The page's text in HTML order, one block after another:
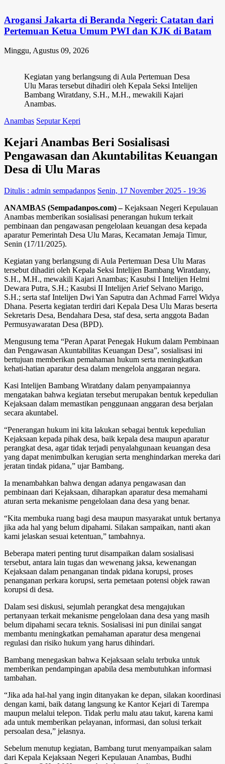
Arogansi Jakarta di Beranda Negeri: Catatan dari
Pertemuan Ketua Umum PWI dan KJK di Batam
Minggu, Agustus 09, 2026
Kegiatan yang berlangsung di Aula Pertemuan Desa
Ulu Maras tersebut dihadiri oleh Kepala Seksi Intelijen
Bambang Wiratdany, S.H., M.H., mewakili Kajari
Anambas.
Anambas Seputar Kepri
Kejari Anambas Beri Sosialisasi
Pengawasan dan Akuntabilitas Keuangan
Desa di Ulu Maras
Ditulis : admin sempadanpos Senin, 17 November 2025 - 19:36
ANAMBAS (Sempadanpos.com) –Kejaksaan Negeri Kepulauan
Anambas memberikan sosialisasi penerangan hukum terkait
pembinaan dan pengawasan pengelolaan keuangan desa kepada
aparatur Pemerintah Desa Ulu Maras, Kecamatan Jemaja Timur,
Senin (17/11/2025).
Kegiatan yang berlangsung di Aula Pertemuan Desa Ulu Maras
tersebut dihadiri oleh Kepala Seksi Intelijen Bambang Wiratdany,
S.H., M.H., mewakili Kajari Anambas; Kasubsi I Intelijen Helmi
Dewara Putra, S.H.; Kasubsi II Intelijen Arief Selvano Marigo,
S.H.; serta staf Intelijen Dwi Yan Saputra dan Achmad Farrel Widya
Dhana. Peserta kegiatan terdiri dari Kepala Desa Ulu Maras beserta
Sekretaris Desa, Bendahara Desa, staf desa, serta anggota Badan
Permusyawaratan Desa (BPD).
Mengusung tema “Peran Aparat Penegak Hukum dalam Pembinaan
dan Pengawasan Akuntabilitas Keuangan Desa”, sosialisasi ini
bertujuan memberikan pemahaman hukum serta meningkatkan
kehati-hatian aparatur desa dalam mengelola anggaran negara.
Kasi Intelijen Bambang Wiratdany dalam penyampaiannya
mengatakan bahwa kegiatan tersebut merupakan bentuk kepedulian
Kejaksaan dalam memastikan penggunaan anggaran desa berjalan
secara akuntabel.
“Penerangan hukum ini kita lakukan sebagai bentuk kepedulian
Kejaksaan kepada pihak desa, baik kepala desa maupun aparatur
perangkat desa, agar tidak terjadi penyalahgunaan keuangan desa
yang dapat menimbulkan kerugian serta menghindarkan mereka dari
jeratan tindak pidana,” ujar Bambang.
Ia menambahkan bahwa dengan adanya pengawasan dan
pembinaan dari Kejaksaan, diharapkan aparatur desa memahami
aturan serta mekanisme pengelolaan dana desa yang benar.
“Kita membuka ruang bagi desa maupun masyarakat untuk bertanya
jika ada hal yang belum dipahami. Silakan sampaikan, nanti akan
kami jelaskan sesuai ketentuan,” tambahnya.
Beberapa materi penting turut disampaikan dalam sosialisasi
tersebut, antara lain tugas dan wewenang jaksa, kewenangan
Kejaksaan dalam penanganan tindak pidana korupsi, proses
penanganan perkara korupsi, serta pemetaan potensi objek rawan
korupsi di desa.
Dalam sesi diskusi, sejumlah perangkat desa mengajukan
pertanyaan terkait mekanisme pengelolaan dana desa yang masih
belum dipahami secara teknis. Sosialisasi ini pun dinilai sangat
membantu meningkatkan pemahaman aparatur desa mengenai
regulasi dan risiko hukum yang harus dihindari.
Bambang menegaskan bahwa Kejaksaan selalu terbuka untuk
memberikan pendampingan apabila desa membutuhkan informasi
tambahan.
“Jika ada hal-hal yang ingin ditanyakan ke depan, silakan koordinasi
dengan kami, baik datang langsung ke Kantor Kejari di Tarempa
maupun melalui telepon. Tidak perlu malu atau takut, karena kami
ada untuk memberikan pelayanan, informasi, dan solusi terkait
persoalan desa,” jelasnya.
Sebelum menutup kegiatan, Bambang turut menyampaikan salam
dari Kepala Kejaksaan Negeri Kepulauan Anambas, Budhi